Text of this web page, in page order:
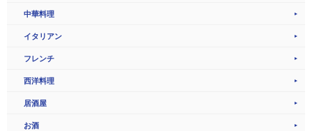
中華料理
イタリアン
フレンチ
西洋料理
居酒屋
お酒